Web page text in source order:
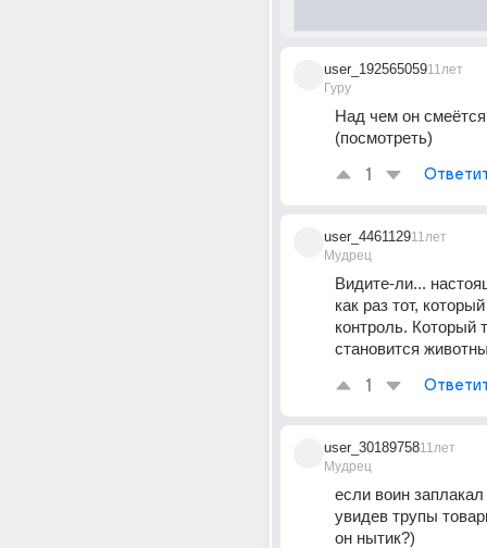
user_192565059
Гуру
11лет
Над чем он
(посмотреть)
1
user_4461129
Мудрец
11лет
Видите-ли...
как раз тот,
контроль. Который
становится
1
user_30189758
Мудрец
11лет
если воин
увидев трупы
он нытик?)